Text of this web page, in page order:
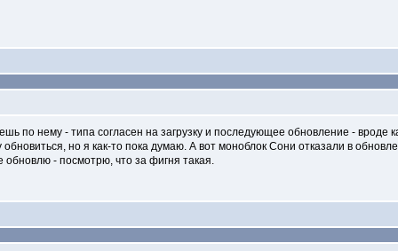
по нему - типа согласен на загрузку и последующее обновление - вроде
но я как-то пока думаю. А вот моноблок Сони отказали в
- посмотрю, что за фигня такая.